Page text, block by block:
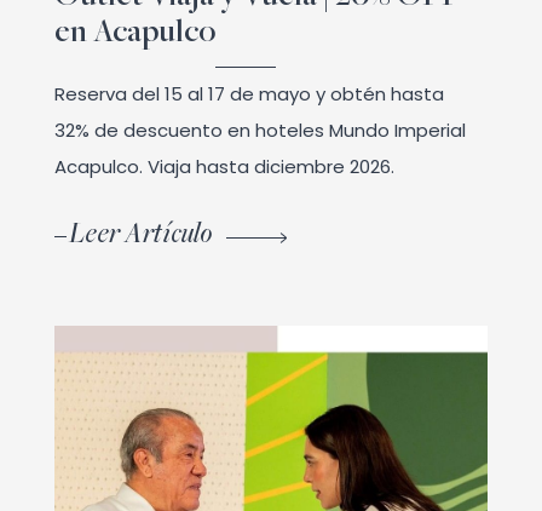
en Acapulco
Reserva del 15 al 17 de mayo y obtén hasta
32% de descuento en hoteles Mundo Imperial
Acapulco. Viaja hasta diciembre 2026.
Leer Artículo